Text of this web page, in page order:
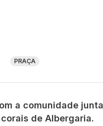
PRAÇA
a comunidade
de Albergaria.